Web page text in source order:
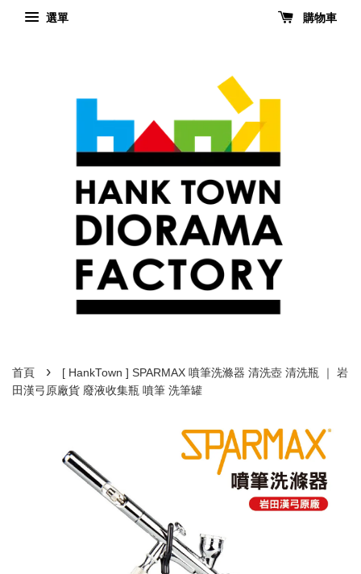
選單 購物車
首頁 ›
[ HankTown ] SPARMAX 噴筆洗滌器 清洗壺 清洗瓶 ｜ 岩
田漢弓原廠貨 廢液收集瓶 噴筆 洗筆罐